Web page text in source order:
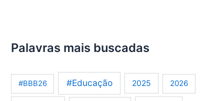
Palavras mais buscadas
#BBB26 #Educação 2025 2026